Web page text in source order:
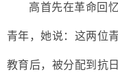
高首先在革命回
青年，她说：这两位
教育后，被分配到抗